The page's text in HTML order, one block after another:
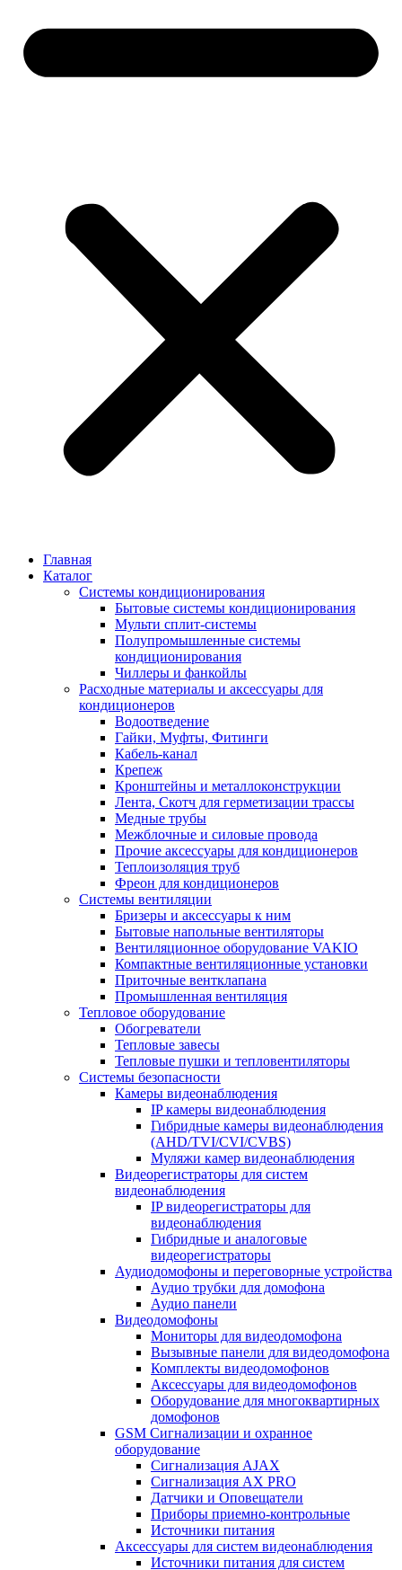
Главная
Каталог
Системы кондиционирования
Бытовые системы кондиционирования
Мульти сплит-системы
Полупромышленные системы
кондиционирования
Чиллеры и фанкойлы
Расходные материалы и аксессуары для
кондиционеров
Водоотведение
Гайки, Муфты, Фитинги
Кабель-канал
Крепеж
Кронштейны и металлоконструкции
Лента, Скотч для герметизации трассы
Медные трубы
Межблочные и силовые провода
Прочие аксессуары для кондиционеров
Теплоизоляция труб
Фреон для кондиционеров
Системы вентиляции
Бризеры и аксессуары к ним
Бытовые напольные вентиляторы
Вентиляционное оборудование VAKIO
Компактные вентиляционные установки
Приточные вентклапана
Промышленная вентиляция
Тепловое оборудование
Обогреватели
Тепловые завесы
Тепловые пушки и тепловентиляторы
Системы безопасности
Камеры видеонаблюдения
IP камеры видеонаблюдения
Гибридные камеры видеонаблюдения
(AHD/TVI/CVI/CVBS)
Муляжи камер видеонаблюдения
Видеорегистраторы для систем
видеонаблюдения
IP видеорегистраторы для
видеонаблюдения
Гибридные и аналоговые
видеорегистраторы
Аудиодомофоны и переговорные устройства
Аудио трубки для домофона
Аудио панели
Видеодомофоны
Мониторы для видеодомофона
Вызывные панели для видеодомофона
Комплекты видеодомофонов
Аксессуары для видеодомофонов
Оборудование для многоквартирных
домофонов
GSM Сигнализации и охранное
оборудование
Сигнализация AJAX
Сигнализация AX PRO
Датчики и Оповещатели
Приборы приемно-контрольные
Источники питания
Аксессуары для систем видеонаблюдения
Источники питания для систем